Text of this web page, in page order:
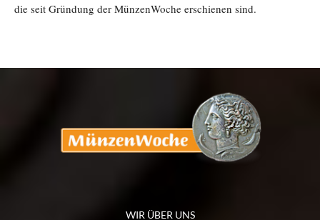
die seit Gründung der MünzenWoche erschienen sind.
WIR ÜBER UNS